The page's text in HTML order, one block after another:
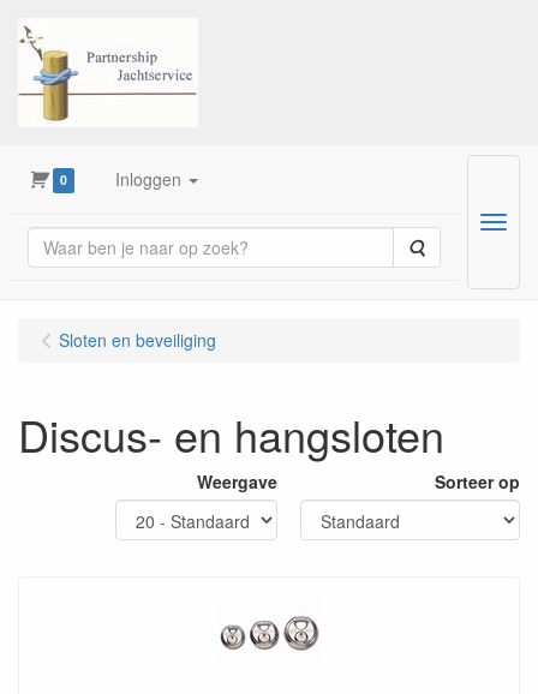
0 Inloggen
Zoeken
Menu
Sloten en beveiliging
Discus- en hangsloten
Weergave Sorteer op